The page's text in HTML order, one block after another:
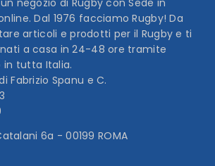
negozio di Rugby con Sede in
Dal 1976 facciamo Rugby! Da
articoli e prodotti per il Rugby e ti
a casa in 24-48 ore tramite
in tutta Italia.
Fabrizio Spanu e C.
6a - 00199 ROMA